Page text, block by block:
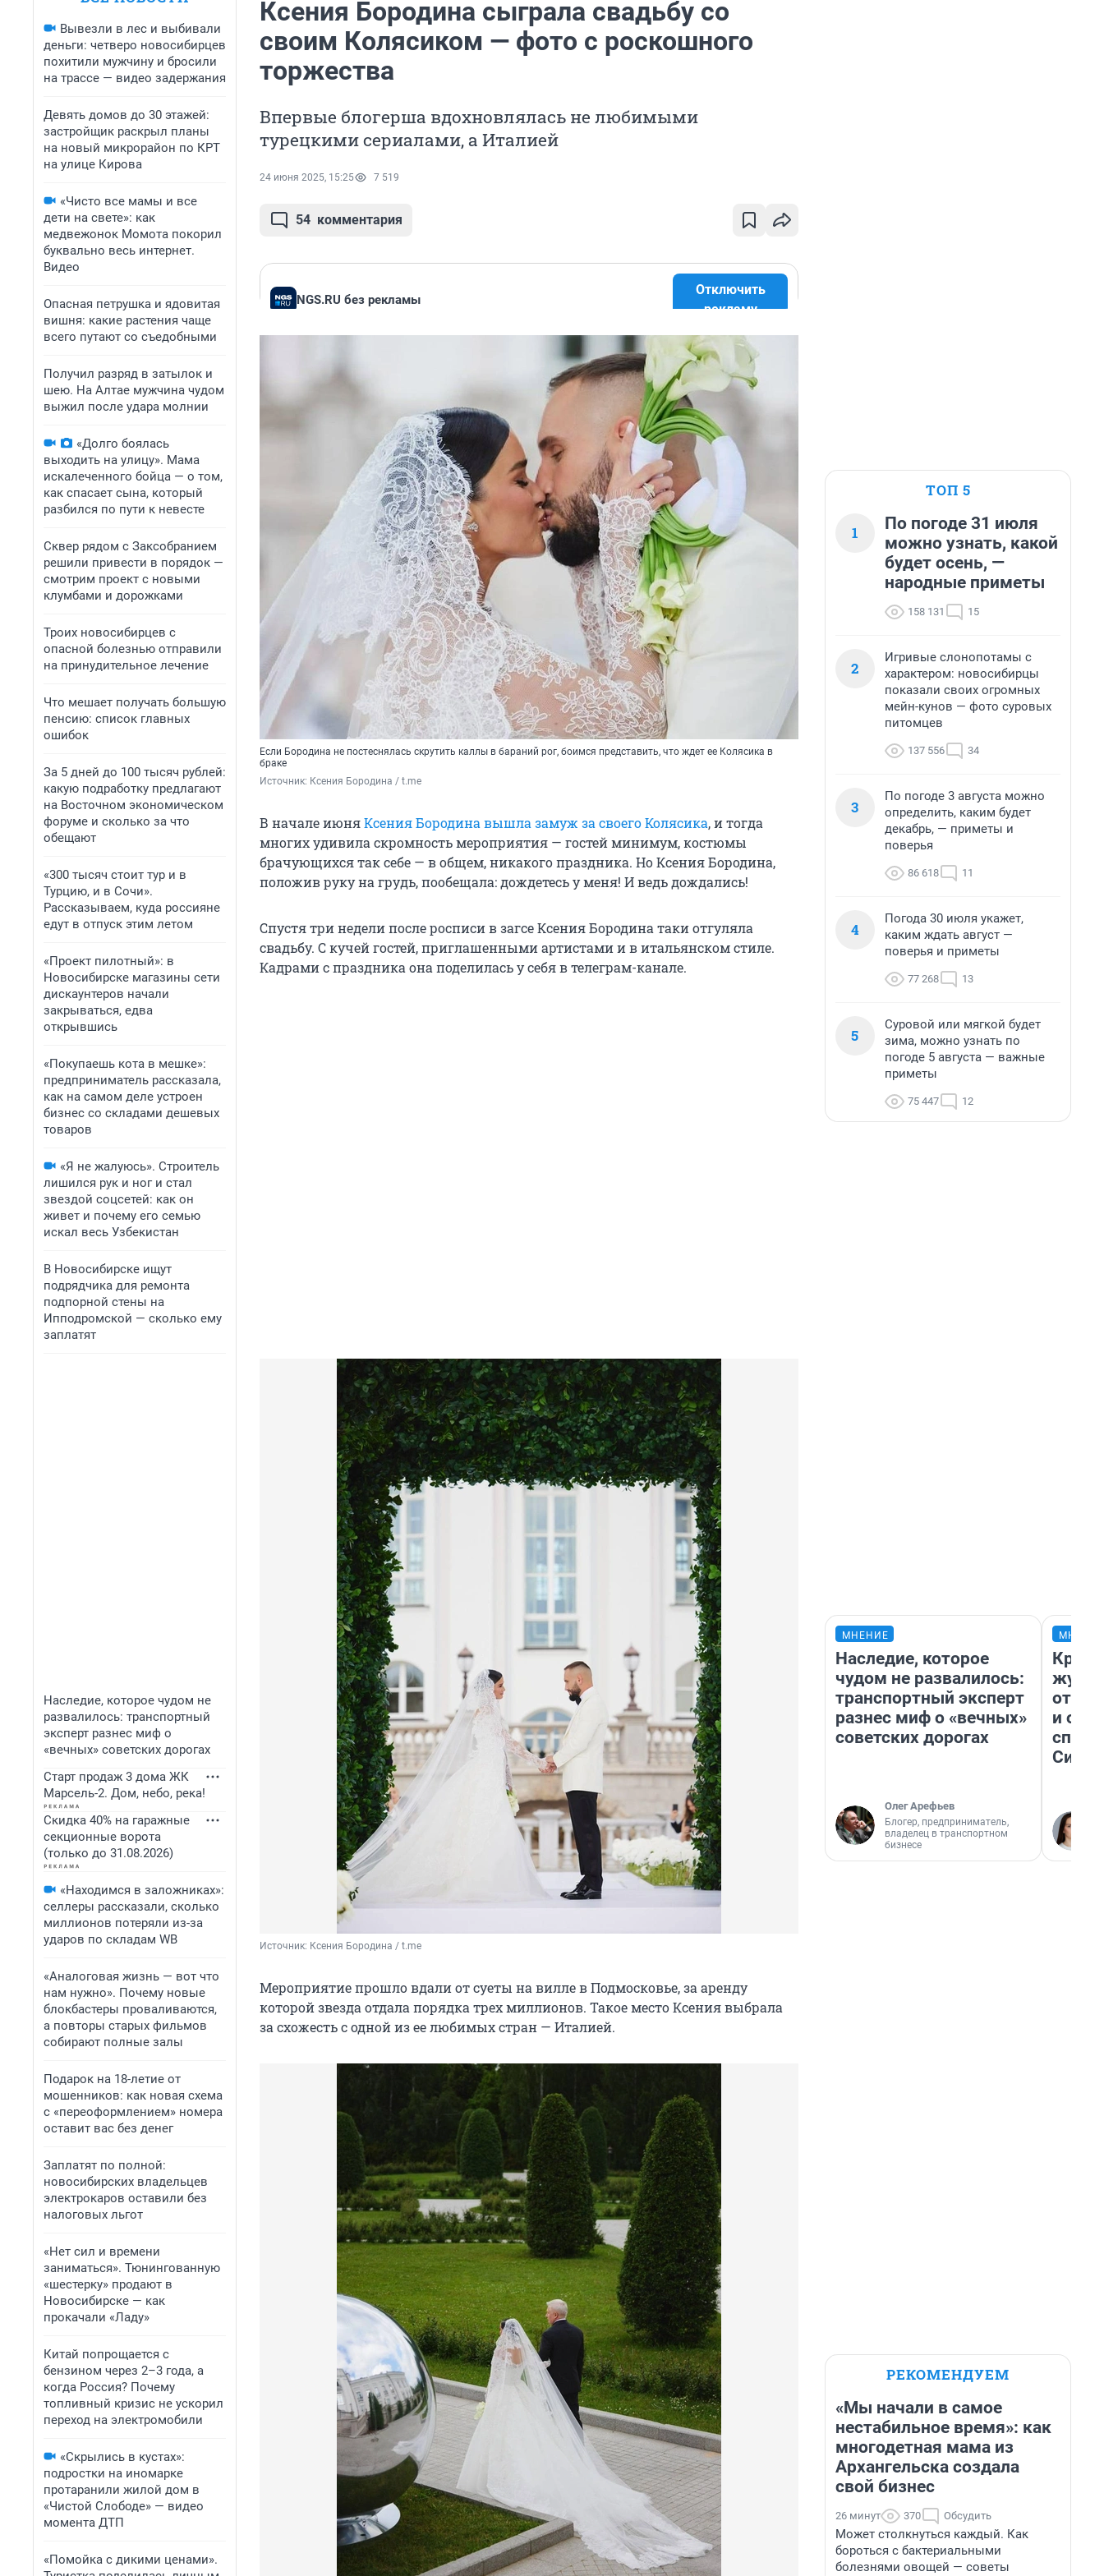
Вывезли в лес и выбивали
деньги: четверо новосибирцев
похитили мужчину и бросили
на трассе — видео задержания
Девять домов до 30 этажей:
застройщик раскрыл планы
на новый микрорайон по КРТ
на улице Кирова
«Чисто все мамы и все
дети на свете»: как
медвежонок Момота покорил
буквально весь интернет.
Видео
Опасная петрушка и ядовитая
вишня: какие растения чаще
всего путают со съедобными
Получил разряд в затылок и
шею. На Алтае мужчина чудом
выжил после удара молнии
«Долго боялась
выходить на улицу». Мама
искалеченного бойца — о том,
как спасает сына, который
разбился по пути к невесте
Сквер рядом с Заксобранием
решили привести в порядок —
смотрим проект с новыми
клумбами и дорожками
Троих новосибирцев с
опасной болезнью отправили
на принудительное лечение
Что мешает получать большую
пенсию: список главных
ошибок
За 5 дней до 100 тысяч рублей:
какую подработку предлагают
на Восточном экономическом
форуме и сколько за что
обещают
«300 тысяч стоит тур и в
Турцию, и в Сочи».
Рассказываем, куда россияне
едут в отпуск этим летом
«Проект пилотный»: в
Новосибирске магазины сети
дискаунтеров начали
закрываться, едва
открывшись
«Покупаешь кота в мешке»:
предприниматель рассказала,
как на самом деле устроен
бизнес со складами дешевых
товаров
«Я не жалуюсь». Строитель
лишился рук и ног и стал
звездой соцсетей: как он
живет и почему его семью
искал весь Узбекистан
В Новосибирске ищут
подрядчика для ремонта
подпорной стены на
Ипподромской — сколько ему
заплатят
Наследие, которое чудом не
развалилось: транспортный
эксперт разнес миф о
«вечных» советских дорогах
Старт продаж 3 дома ЖК
Марсель-2. Дом, небо, река!
Скидка 40% на гаражные
секционные ворота
(только до 31.08.2026)
«Находимся в заложниках»:
селлеры рассказали, сколько
миллионов потеряли из-за
ударов по складам WB
«Аналоговая жизнь — вот что
нам нужно». Почему новые
блокбастеры проваливаются,
а повторы старых фильмов
собирают полные залы
Подарок на 18-летие от
мошенников: как новая схема
с «переоформлением» номера
оставит вас без денег
Заплатят по полной:
новосибирских владельцев
электрокаров оставили без
налоговых льгот
«Нет сил и времени
заниматься». Тюнингованную
«шестерку» продают в
Новосибирске — как
прокачали «Ладу»
Китай попрощается с
бензином через 2–3 года, а
когда Россия? Почему
топливный кризис не ускорил
переход на электромобили
«Скрылись в кустах»:
подростки на иномарке
протаранили жилой дом в
«Чистой Слободе» — видео
момента ДТП
«Помойка с дикими ценами».
Ксения Бородина сыграла свадьбу со
своим Колясиком — фото с роскошного
торжества
Впервые блогерша вдохновлялась не любимыми
турецкими сериалами, а Италией
24 июня 2025, 15:25 7 519
54 комментария
NGS.RU без рекламы
Отключить
рекламу
Если Бородина не постеснялась скрутить каллы в бараний рог, боимся представить, что ждет ее Колясика в
браке
Источник: Ксения Бородина / t.me
В начале июняКсения Бородина вышла замуж за своего Колясика, и тогда
многих удивила скромность мероприятия — гостей минимум, костюмы
брачующихся так себе — в общем, никакого праздника. Но Ксения Бородина,
положив руку на грудь, пообещала: дождетесь у меня! И ведь дождались!
Спустя три недели после росписи в загсе Ксения Бородина таки отгуляла
свадьбу. С кучей гостей, приглашенными артистами и в итальянском стиле.
Кадрами с праздника она поделилась у себя в телеграм-канале.
Источник: Ксения Бородина / t.me
Мероприятие прошло вдали от суеты на вилле в Подмосковье, за аренду
которой звезда отдала порядка трех миллионов. Такое место Ксения выбрала
за схожесть с одной из ее любимых стран — Италией.
ТОП 5
1
По погоде 31 июля
можно узнать, какой
будет осень, —
народные приметы
158 131 15
2
Игривые слонопотамы с
характером: новосибирцы
показали своих огромных
мейн-кунов — фото суровых
питомцев
137 556 34
3
По погоде 3 августа можно
определить, каким будет
декабрь, — приметы и
поверья
86 618 11
4
Погода 30 июля укажет,
каким ждать август —
поверья и приметы
77 268 13
5
Суровой или мягкой будет
зима, можно узнать по
погоде 5 августа — важные
приметы
75 447 12
МНЕНИЕ
Наследие, которое
чудом не развалилось:
транспортный эксперт
разнес миф о «вечных»
советских дорогах
Олег Арефьев
Блогер, предприниматель,
владелец в транспортном
бизнесе
и
РЕКОМЕНДУЕМ
«Мы начали в самое
нестабильное время»: как
многодетная мама из
Архангельска создала
свой бизнес
26 минут 370 Обсудить
Может столкнуться каждый. Как
бороться с бактериальными
болезнями овощей — советы